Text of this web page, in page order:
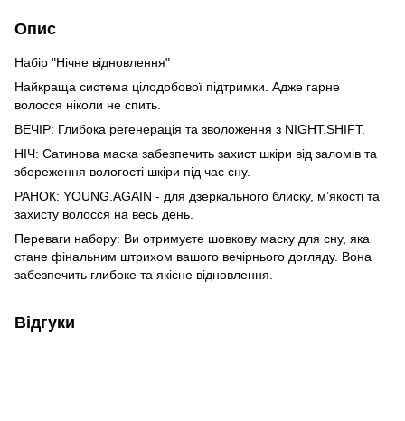
Опис
Набір "Нічне відновлення"
Найкраща система цілодобової підтримки. Адже гарне
волосся ніколи не спить.
ВЕЧІР: Глибока регенерація та зволоження з NIGHT.SHIFT.
НІЧ: Сатинова маска забезпечить захист шкіри від заломів та
збереження вологості шкіри під час сну.
РАНОК: YOUNG.AGAIN - для дзеркального блиску, м’якості та
захисту волосся на весь день.
Переваги набору: Ви отримуєте шовкову маску для сну, яка
стане фінальним штрихом вашого вечірнього догляду. Вона
забезпечить глибоке та якісне відновлення.
Відгуки